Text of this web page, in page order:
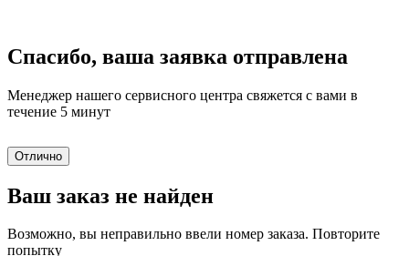
Спасибо, ваша заявка отправлена
Менеджер нашего сервисного центра свяжется с вами в
течение 5 минут
Отлично
Ваш заказ не найден
Возможно, вы неправильно ввели номер заказа. Повторите
попытку